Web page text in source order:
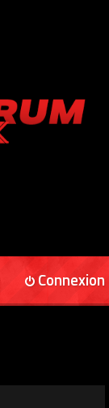
Connexion